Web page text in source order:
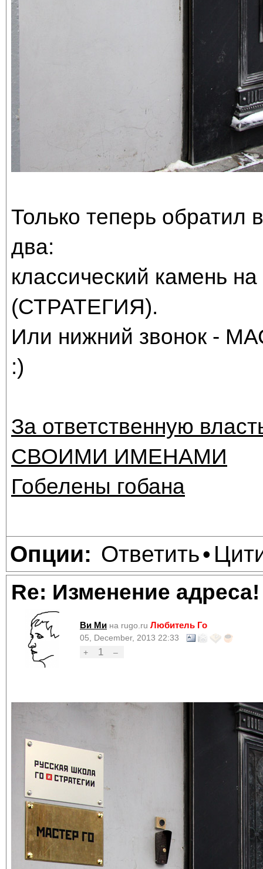
Только теперь обратил
два:
классический камень
(СТРАТЕГИЯ).
Или нижний звонок -
:)
За ответственную
СВОИМИ ИМЕНАМИ
Гобелены гобана
Опции: Ответить•
Re: Изменение адреса!
Ви Ми на rugo.ru Любитель Го
05, December, 2013 22:33
+
1 –